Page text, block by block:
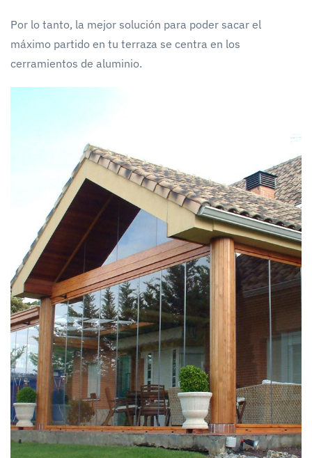
Por lo tanto, la mejor solución para poder sacar el
máximo partido en tu terraza se centra en los
cerramientos de aluminio.